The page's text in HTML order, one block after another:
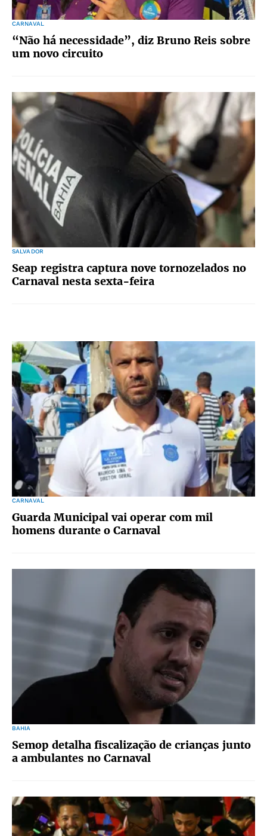
CARNAVAL
“Não há necessidade”, diz Bruno Reis sobre
um novo circuito
SALVADOR
Seap registra captura nove tornozelados no
Carnaval nesta sexta-feira
CARNAVAL
Guarda Municipal vai operar com mil
homens durante o Carnaval
BAHIA
Semop detalha fiscalização de crianças junto
a ambulantes no Carnaval